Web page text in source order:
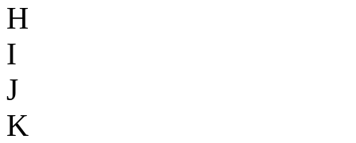
H
I
J
K